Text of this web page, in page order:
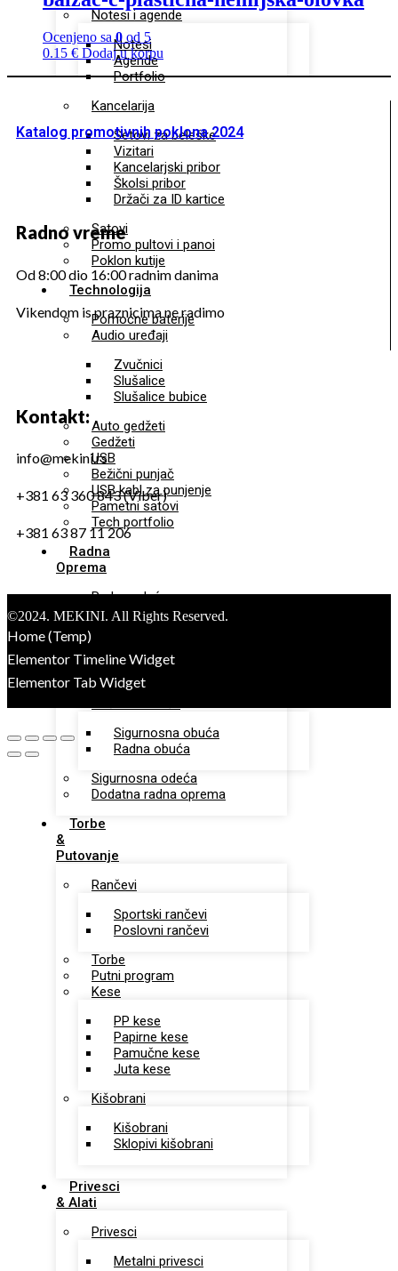
Notesi i agende
Notesi
Agende
Portfolio
Kancelarija
Setovi za beleške
Vizitari
Kancelarjski pribor
Školsi pribor
Držači za ID kartice
Satovi
Promo pultovi i panoi
Poklon kutije
Technologija
Pomoćne baterije
Audio uređaji
Zvučnici
Slušalice
Slušalice bubice
Auto gedžeti
Gedžeti
USB
Bežični punjač
USB kabl za punjenje
Pametni satovi
Tech portfolio
Radna
Oprema
Radna odeća
Radne pantalone
Radne bermude
Radni prsluci
Sigurnosna obuća
Radna obuća
Sigurnosna odeća
Dodatna radna oprema
Torbe
&
Putovanje
Rančevi
Sportski rančevi
Poslovni rančevi
Torbe
Putni program
Kese
PP kese
Papirne kese
Pamučne kese
Juta kese
Kišobrani
Kišobrani
Sklopivi kišobrani
Privesci
& Alati
Privesci
Metalni privesci
Ocenjeno sa0 od 5
0.15 € Dodaj u korpu
Katalog promotivnih poklona 2024
Radno vreme
Od 8:00 dio 16:00 radnim danima
Vikendom is praznicima ne radimo
Kontakt:
info@mekini.rs
+381 63 360 843 (Viber)
+381 63 87 11 206
©2024. MEKINI. All Rights Reserved.
Home (Temp)
Elementor Timeline Widget
Elementor Tab Widget